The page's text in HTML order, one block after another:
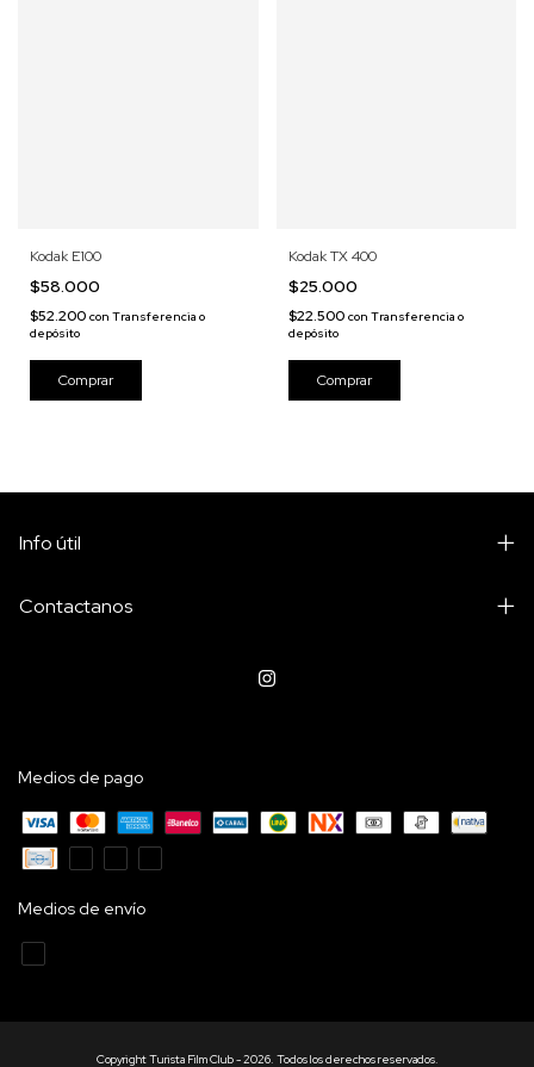
Kodak E100
$58.000
$52.200 con Transferencia o
depósito
Kodak TX 400
$25.000
$22.500 con Transferencia o
depósito
Info útil
Contactanos
Medios de pago
Medios de envío
Copyright Turista Film Club - 2026. Todos los derechos reservados.